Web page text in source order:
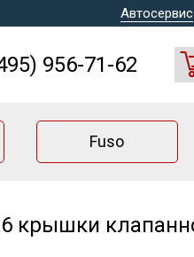
Автосервис
956-71-62
Fuso
крышки